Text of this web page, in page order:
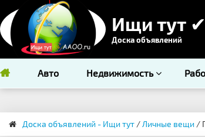
Ищи тут ✔
Доска объявлений
Авто Недвижимость
Доска объявлений - Ищи тут /Личные вещи /